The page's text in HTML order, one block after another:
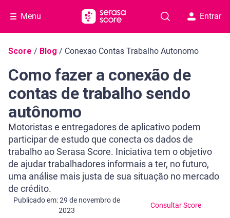
Menu Entrar
Navegação do blog
Score / Blog / Conexao Contas Trabalho Autonomo
Como fazer a conexão de
contas de trabalho sendo
autônomo
Motoristas e entregadores de aplicativo podem
participar de estudo que conecta os dados de
trabalho ao Serasa Score. Iniciativa tem o objetivo
de ajudar trabalhadores informais a ter, no futuro,
uma análise mais justa de sua situação no mercado
de crédito.
Publicado em: 29 de novembro de
2023
Consultar Score
Categoria Consultar Score
Tempo de leitura: 3 minutos